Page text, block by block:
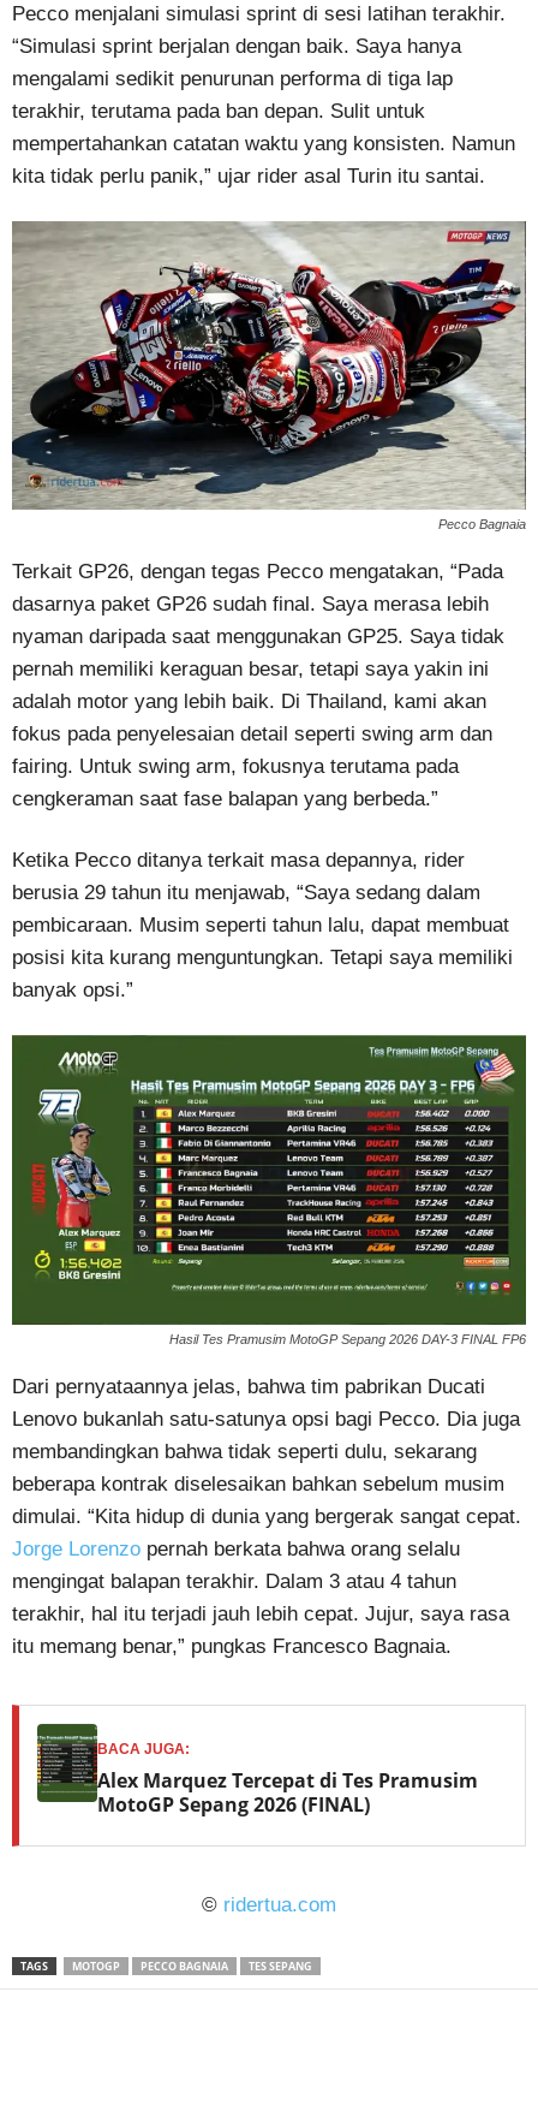
Pecco menjalani simulasi sprint di sesi latihan terakhir.
“Simulasi sprint berjalan dengan baik. Saya hanya
mengalami sedikit penurunan performa di tiga lap
terakhir, terutama pada ban depan. Sulit untuk
mempertahankan catatan waktu yang konsisten. Namun
kita tidak perlu panik,” ujar rider asal Turin itu santai.
Pecco Bagnaia
Terkait GP26, dengan tegas Pecco mengatakan, “Pada
dasarnya paket GP26 sudah final. Saya merasa lebih
nyaman daripada saat menggunakan GP25. Saya tidak
pernah memiliki keraguan besar, tetapi saya yakin ini
adalah motor yang lebih baik. Di Thailand, kami akan
fokus pada penyelesaian detail seperti swing arm dan
fairing. Untuk swing arm, fokusnya terutama pada
cengkeraman saat fase balapan yang berbeda.”
Ketika Pecco ditanya terkait masa depannya, rider
berusia 29 tahun itu menjawab, “Saya sedang dalam
pembicaraan. Musim seperti tahun lalu, dapat membuat
posisi kita kurang menguntungkan. Tetapi saya memiliki
banyak opsi.”
Hasil Tes Pramusim MotoGP Sepang 2026 DAY-3 FINAL FP6
Dari pernyataannya jelas, bahwa tim pabrikan Ducati
Lenovo bukanlah satu-satunya opsi bagi Pecco. Dia juga
membandingkan bahwa tidak seperti dulu, sekarang
beberapa kontrak diselesaikan bahkan sebelum musim
dimulai. “Kita hidup di dunia yang bergerak sangat cepat.
Jorge Lorenzo pernah berkata bahwa orang selalu
mengingat balapan terakhir. Dalam 3 atau 4 tahun
terakhir, hal itu terjadi jauh lebih cepat. Jujur, saya rasa
itu memang benar,” pungkas Francesco Bagnaia.
BACA JUGA:
Alex Marquez Tercepat di Tes Pramusim
MotoGP Sepang 2026 (FINAL)
© ridertua.com
TAGS MOTOGP PECCO BAGNAIA TES SEPANG